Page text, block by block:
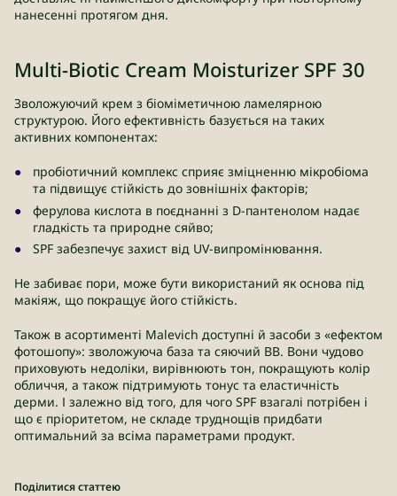
нанесенні протягом дня.
Multi-Biotic Cream Moisturizer SPF 30
Зволожуючий крем з біоміметичною ламелярною
структурою. Його ефективність базується на таких
активних компонентах:
пробіотичний комплекс сприяє зміцненню мікробіома
та підвищує стійкість до зовнішніх факторів;
ферулова кислота в поєднанні з D-пантенолом надає
гладкість та природне сяйво;
SPF забезпечує захист від UV-випромінювання.
Не забиває пори, може бути використаний як основа під
макіяж, що покращує його стійкість.
Також в асортименті Malevich доступні й засоби з «ефектом
фотошопу»: зволожуюча база та сяючий ВВ. Вони чудово
приховують недоліки, вирівнюють тон, покращують колір
обличчя, а також підтримують тонус та еластичність
дерми. І залежно від того, для чого SPF взагалі потрібен і
що є пріоритетом, не складе труднощів придбати
оптимальний за всіма параметрами продукт.
Поділитися статтею